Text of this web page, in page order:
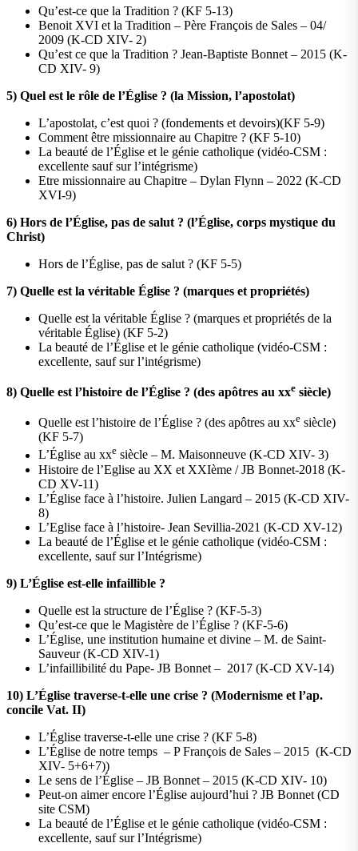
Qu’est-ce que la Tradition ? (KF 5-13)
Benoit XVI et la Tradition – Père François de Sales – 04/
2009 (K-CD XIV- 2)
Qu’est ce que la Tradition ? Jean-Baptiste Bonnet – 2015 (K-
CD XIV- 9)
5) Quel est le rôle de l’Église ? (la Mission, l’apostolat)
L’apostolat, c’est quoi ? (fondements et devoirs)(KF 5-9)
Comment être missionnaire au Chapitre ? (KF 5-10)
La beauté de l’Église et le génie catholique (vidéo-CSM :
excellente sauf sur l’intégrisme)
Etre missionnaire au Chapitre – Dylan Flynn – 2022 (K-CD
XVI-9)
6) Hors de l’Église, pas de salut ? (l’Église, corps mystique du
Christ)
Hors de l’Église, pas de salut ? (KF 5-5)
7) Quelle est la véritable Église ? (marques et propriétés)
Quelle est la véritable Église ? (marques et propriétés de la
véritable Église) (KF 5-2)
La beauté de l’Église et le génie catholique (vidéo-CSM :
excellente, sauf sur l’intégrisme)
8) Quelle est l’histoire de l’Église ? (des apôtres au xxe siècle)
Quelle est l’histoire de l’Église ? (des apôtres au xxe siècle)
(KF 5-7)
L’Église au xxe siècle – M. Maisonneuve (K-CD XIV- 3)
Histoire de l’Eglise au XX et XXIème / JB Bonnet-2018 (K-
CD XV-11)
L’Église face à l’histoire. Julien Langard – 2015 (K-CD XIV-
8)
L’Eglise face à l’histoire- Jean Sevillia-2021 (K-CD XV-12)
La beauté de l’Église et le génie catholique (vidéo-CSM :
excellente, sauf sur l’Intégrisme)
9) L’Église est-elle infaillible ?
Quelle est la structure de l’Église ? (KF-5-3)
Qu’est-ce que le Magistère de l’Église ? (KF-5-6)
L’Église, une institution humaine et divine – M. de Saint-
Sauveur (K-CD XIV-1)
L’infaillibilité du Pape- JB Bonnet – 2017 (K-CD XV-14)
10) L’Église traverse-t-elle une crise ? (Modernisme et l’ap.
concile Vat. II)
L’Église traverse-t-elle une crise ? (KF 5-8)
L’Église de notre temps – P François de Sales – 2015 (K-CD
XIV- 5+6+7))
Le sens de l’Église – JB Bonnet – 2015 (K-CD XIV- 10)
Peut-on aimer encore l’Église aujourd’hui ? JB Bonnet (CD
site CSM)
La beauté de l’Église et le génie catholique (vidéo-CSM :
excellente, sauf sur l’Intégrisme)